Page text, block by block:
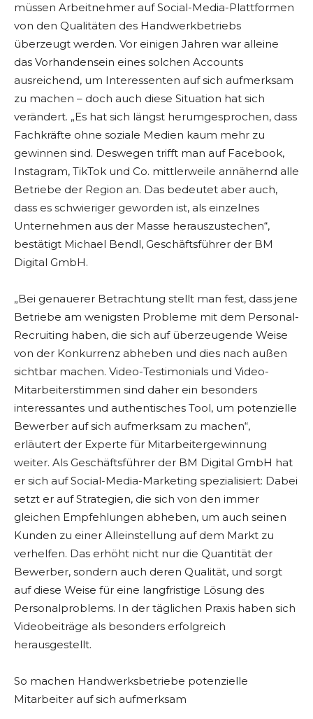
müssen Arbeitnehmer auf Social-Media-Plattformen
von den Qualitäten des Handwerkbetriebs
überzeugt werden. Vor einigen Jahren war alleine
das Vorhandensein eines solchen Accounts
ausreichend, um Interessenten auf sich aufmerksam
zu machen – doch auch diese Situation hat sich
verändert. „Es hat sich längst herumgesprochen, dass
Fachkräfte ohne soziale Medien kaum mehr zu
gewinnen sind. Deswegen trifft man auf Facebook,
Instagram, TikTok und Co. mittlerweile annähernd alle
Betriebe der Region an. Das bedeutet aber auch,
dass es schwieriger geworden ist, als einzelnes
Unternehmen aus der Masse herauszustechen“,
bestätigt Michael Bendl, Geschäftsführer der BM
Digital GmbH.
„Bei genauerer Betrachtung stellt man fest, dass jene
Betriebe am wenigsten Probleme mit dem Personal-
Recruiting haben, die sich auf überzeugende Weise
von der Konkurrenz abheben und dies nach außen
sichtbar machen. Video-Testimonials und Video-
Mitarbeiterstimmen sind daher ein besonders
interessantes und authentisches Tool, um potenzielle
Bewerber auf sich aufmerksam zu machen“,
erläutert der Experte für Mitarbeitergewinnung
weiter. Als Geschäftsführer der BM Digital GmbH hat
er sich auf Social-Media-Marketing spezialisiert: Dabei
setzt er auf Strategien, die sich von den immer
gleichen Empfehlungen abheben, um auch seinen
Kunden zu einer Alleinstellung auf dem Markt zu
verhelfen. Das erhöht nicht nur die Quantität der
Bewerber, sondern auch deren Qualität, und sorgt
auf diese Weise für eine langfristige Lösung des
Personalproblems. In der täglichen Praxis haben sich
Videobeiträge als besonders erfolgreich
herausgestellt.
So machen Handwerksbetriebe potenzielle
Mitarbeiter auf sich aufmerksam